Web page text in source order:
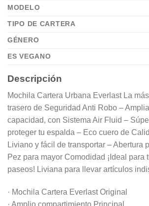
MODELO
TIPO DE CARTERA
GÉNERO
ES VEGANO
Descripción
Mochila Cartera Urbana Everlast La
trasero de Seguridad Anti Robo –
capacidad, con Sistema Air Fluid –
proteger tu espalda – Eco cuero de
Liviano y fácil de transportar – Abertura
Pez para mayor Comodidad ¡Ideal para
paseos! Liviana para llevar artículos
· Mochila Cartera Everlast Original